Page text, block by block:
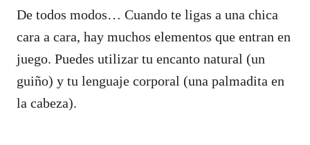
De todos modos… Cuando te ligas a una chica
cara a cara, hay muchos elementos que entran en
juego. Puedes utilizar tu encanto natural (un
guiño) y tu lenguaje corporal (una palmadita en
la cabeza).